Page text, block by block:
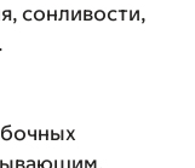
сонливости,